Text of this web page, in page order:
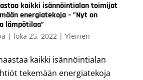
kaikki isännöintialan toimijat
energiatekoja – ”Nyt on
lämpötilaa”
| loka 25, 2022| Yleinen
kaikki isännöintialan
tekemään energiatekoja